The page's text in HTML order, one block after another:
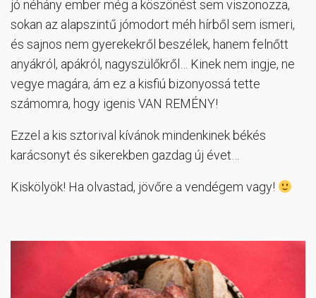
jó néhány ember még a köszönést sem viszonozza,
sokan az alapszintű jómodort méh hírből sem ismeri,
és sajnos nem gyerekekről beszélek, hanem felnőtt
anyákról, apákról, nagyszülőkről… Kinek nem ingje, ne
vegye magára, ám ez a kisfiú bizonyossá tette
számomra, hogy igenis VAN REMÉNY!
Ezzel a kis sztorival kívánok mindenkinek békés
karácsonyt és sikerekben gazdag új évet…
Kiskölyök! Ha olvastad, jövőre a vendégem vagy!